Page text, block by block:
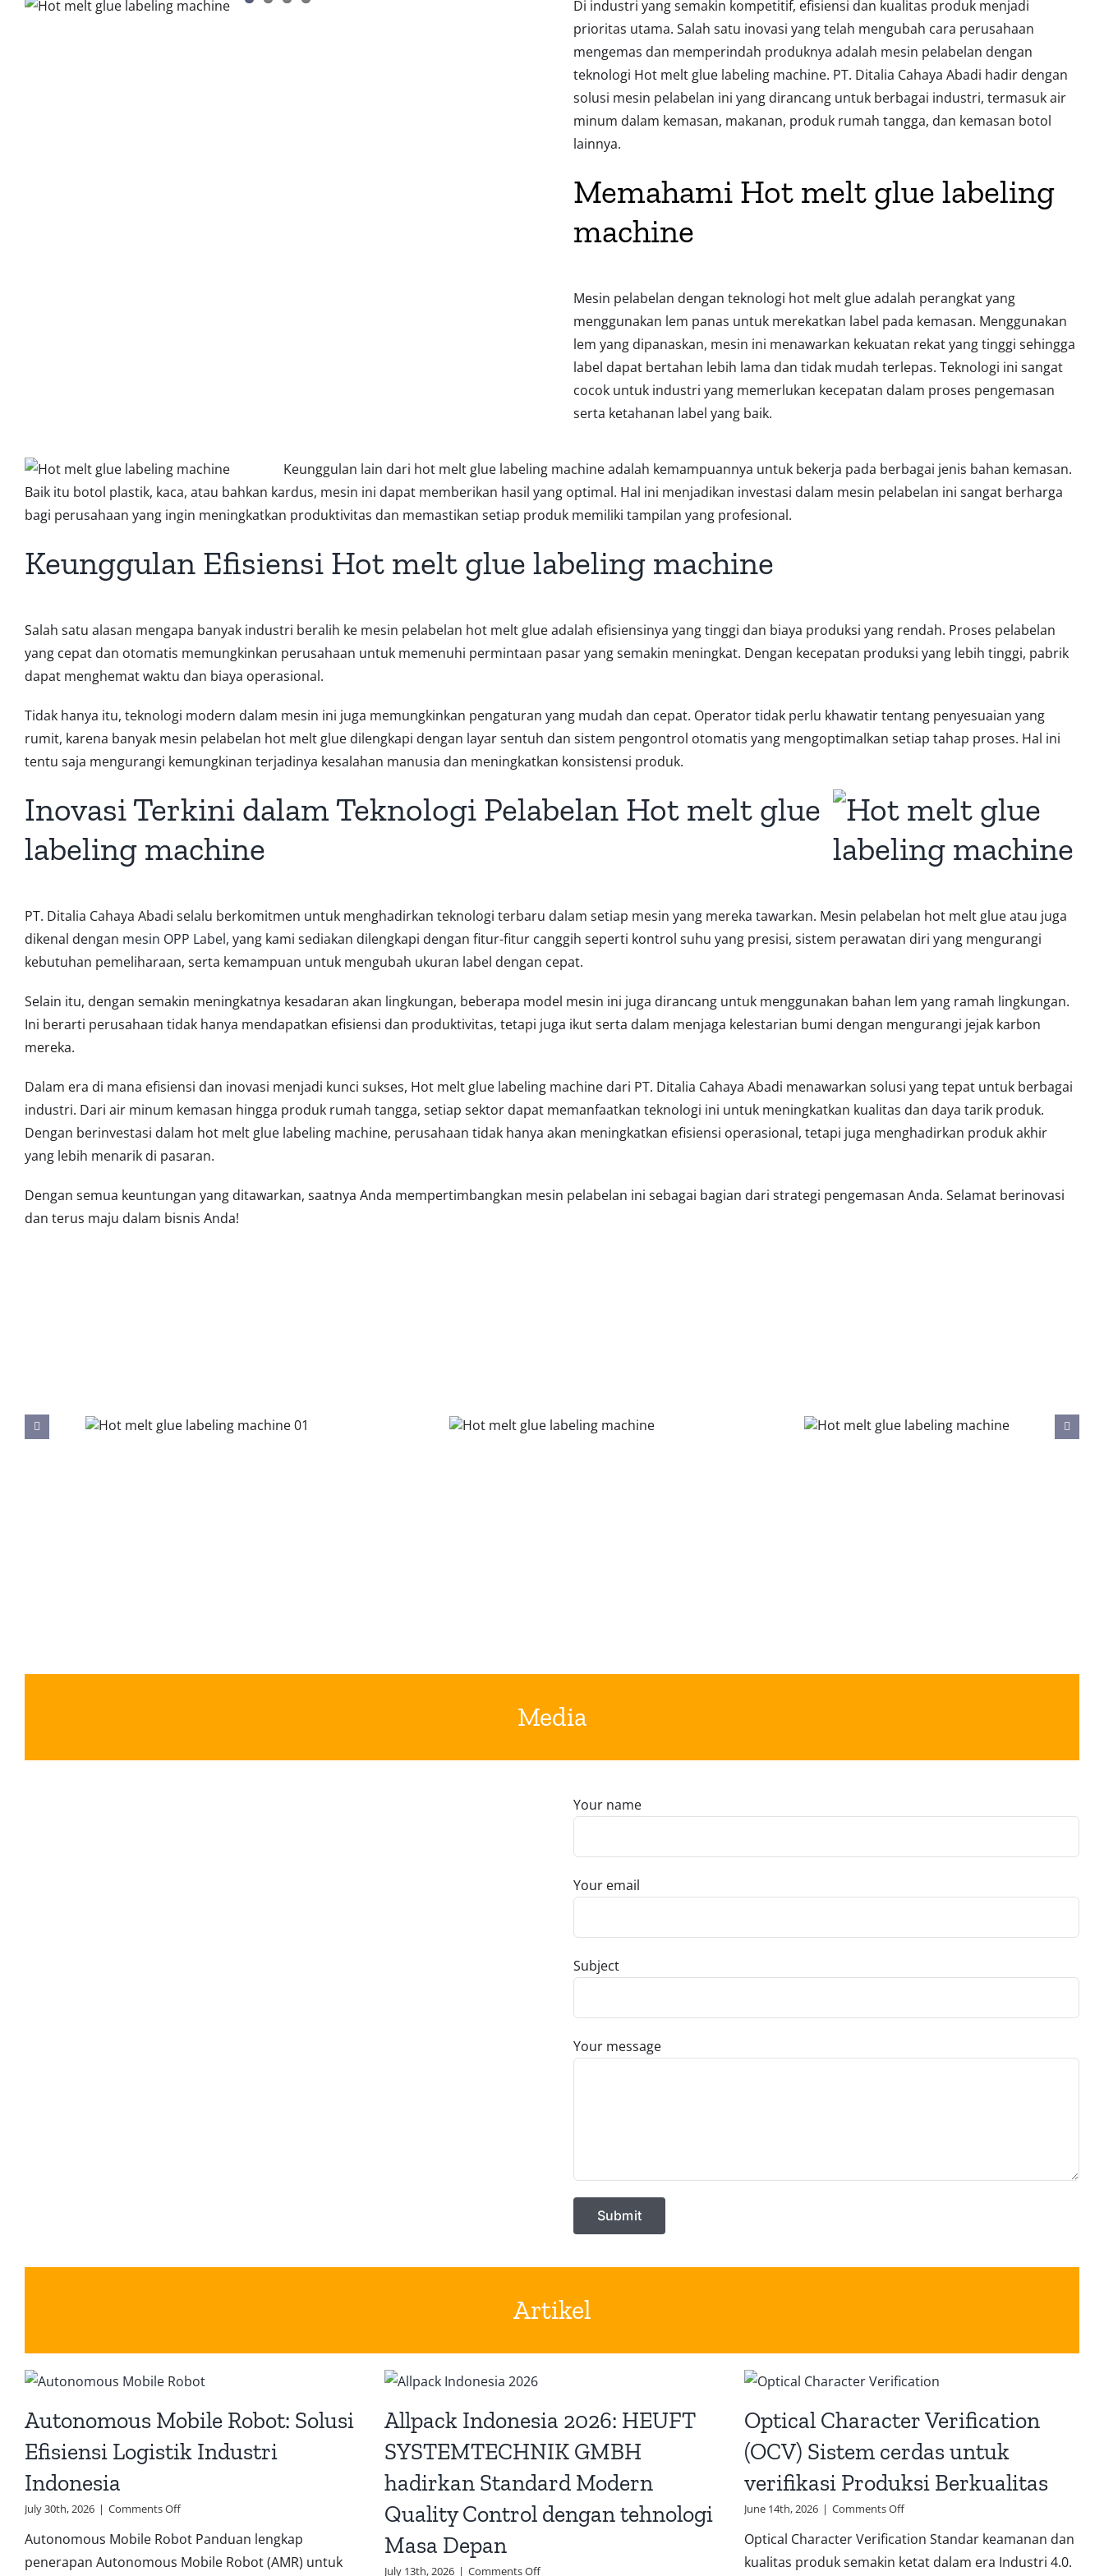
Di industri yang semakin kompetitif, efisiensi dan kualitas produk menjadi
prioritas utama. Salah satu inovasi yang telah mengubah cara perusahaan
mengemas dan memperindah produknya adalah mesin pelabelan dengan
teknologi Hot melt glue labeling machine. PT. Ditalia Cahaya Abadi hadir dengan
solusi mesin pelabelan ini yang dirancang untuk berbagai industri, termasuk air
minum dalam kemasan, makanan, produk rumah tangga, dan kemasan botol
lainnya.
Memahami Hot melt glue labeling
machine
Mesin pelabelan dengan teknologi hot melt glue adalah perangkat yang
menggunakan lem panas untuk merekatkan label pada kemasan. Menggunakan
lem yang dipanaskan, mesin ini menawarkan kekuatan rekat yang tinggi sehingga
label dapat bertahan lebih lama dan tidak mudah terlepas. Teknologi ini sangat
cocok untuk industri yang memerlukan kecepatan dalam proses pengemasan
serta ketahanan label yang baik.
Keunggulan lain dari hot melt glue labeling machine adalah kemampuannya untuk bekerja pada berbagai jenis bahan kemasan.
Baik itu botol plastik, kaca, atau bahkan kardus, mesin ini dapat memberikan hasil yang optimal. Hal ini menjadikan investasi dalam mesin pelabelan ini sangat berharga
bagi perusahaan yang ingin meningkatkan produktivitas dan memastikan setiap produk memiliki tampilan yang profesional.
Keunggulan Efisiensi Hot melt glue labeling machine
Salah satu alasan mengapa banyak industri beralih ke mesin pelabelan hot melt glue adalah efisiensinya yang tinggi dan biaya produksi yang rendah. Proses pelabelan
yang cepat dan otomatis memungkinkan perusahaan untuk memenuhi permintaan pasar yang semakin meningkat. Dengan kecepatan produksi yang lebih tinggi, pabrik
dapat menghemat waktu dan biaya operasional.
Tidak hanya itu, teknologi modern dalam mesin ini juga memungkinkan pengaturan yang mudah dan cepat. Operator tidak perlu khawatir tentang penyesuaian yang
rumit, karena banyak mesin pelabelan hot melt glue dilengkapi dengan layar sentuh dan sistem pengontrol otomatis yang mengoptimalkan setiap tahap proses. Hal ini
tentu saja mengurangi kemungkinan terjadinya kesalahan manusia dan meningkatkan konsistensi produk.
Inovasi Terkini dalam Teknologi Pelabelan Hot melt glue
labeling machine
PT. Ditalia Cahaya Abadi selalu berkomitmen untuk menghadirkan teknologi terbaru dalam setiap mesin yang mereka tawarkan. Mesin pelabelan hot melt glue atau juga
dikenal dengan mesin OPP Label, yang kami sediakan dilengkapi dengan fitur-fitur canggih seperti kontrol suhu yang presisi, sistem perawatan diri yang mengurangi
kebutuhan pemeliharaan, serta kemampuan untuk mengubah ukuran label dengan cepat.
Selain itu, dengan semakin meningkatnya kesadaran akan lingkungan, beberapa model mesin ini juga dirancang untuk menggunakan bahan lem yang ramah lingkungan.
Ini berarti perusahaan tidak hanya mendapatkan efisiensi dan produktivitas, tetapi juga ikut serta dalam menjaga kelestarian bumi dengan mengurangi jejak karbon
mereka.
Dalam era di mana efisiensi dan inovasi menjadi kunci sukses, Hot melt glue labeling machine dari PT. Ditalia Cahaya Abadi menawarkan solusi yang tepat untuk berbagai
industri. Dari air minum kemasan hingga produk rumah tangga, setiap sektor dapat memanfaatkan teknologi ini untuk meningkatkan kualitas dan daya tarik produk.
Dengan berinvestasi dalam hot melt glue labeling machine, perusahaan tidak hanya akan meningkatkan efisiensi operasional, tetapi juga menghadirkan produk akhir
yang lebih menarik di pasaran.
Dengan semua keuntungan yang ditawarkan, saatnya Anda mempertimbangkan mesin pelabelan ini sebagai bagian dari strategi pengemasan Anda. Selamat berinovasi
dan terus maju dalam bisnis Anda!
Media
Your name
Your email
Subject
Your message
Artikel
Autonomous Mobile Robot: Solusi
Efisiensi Logistik Industri
Indonesia
July 30th, 2026 | Comments Offon
Mobile
Robot:
Solusi
Autonomous Mobile Robot Panduan lengkap
penerapan Autonomous Mobile Robot (AMR) untuk
Allpack Indonesia 2026: HEUFT
SYSTEMTECHNIK GMBH
hadirkan Standard Modern
Quality Control dengan tehnologi
Masa Depan
July 13th, 2026 | Comments Offon
Optical Character Verification
(OCV) Sistem cerdas untuk
verifikasi Produksi Berkualitas
June 14th, 2026 | Comments Offon
Character
Verification
(OCV)
Optical Character Verification Standar keamanan dan
kualitas produk semakin ketat dalam era Industri 4.0.